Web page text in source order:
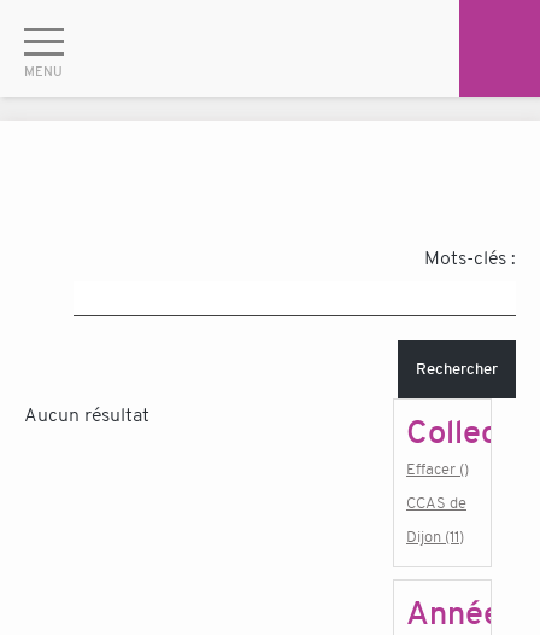
Mots-clés :
Rechercher
Aucun résultat
Effacer ()
CCAS de
Dijon (11)
Année